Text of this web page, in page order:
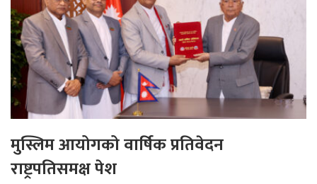
मुस्लिम आयोगको वार्षिक प्रतिवेदन
राष्ट्रपतिसमक्ष पेश